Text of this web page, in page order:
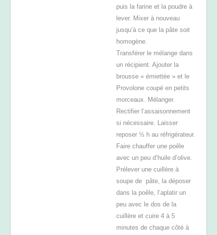
puis la farine et la poudre à
lever. Mixer à nouveau
jusqu’à ce que la pâte soit
homogène.
Transférer le mélange dans
un récipient. Ajouter la
brousse « émiettée » et le
Provolone coupé en petits
morceaux. Mélanger.
Rectifier l’assaisonnement
si nécessaire. Laisser
reposer ½ h au réfrigérateur.
Faire chauffer une poêle
avec un peu d’huile d’olive.
Prélever une cuillère à
soupe de pâte, la déposer
dans la poêle, l’aplatir un
peu avec le dos de la
cuillère et cuire 4 à 5
minutes de chaque côté à